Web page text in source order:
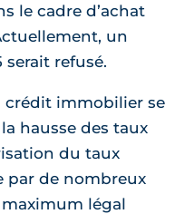
le cadre d’achat
un
refusé.
crédit immobilier se
hausse des taux
du taux
par de nombreux
légal